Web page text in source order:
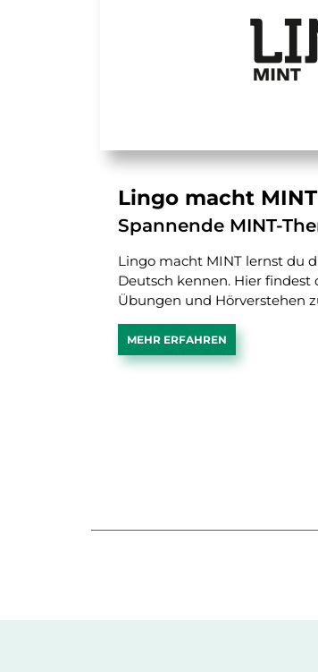
Lingo macht MINT
Spannende MINT-
Lingo macht MINT lernst du
Deutsch kennen. Hier findest
Übungen und Hörverstehen
MEHR ERFAHREN